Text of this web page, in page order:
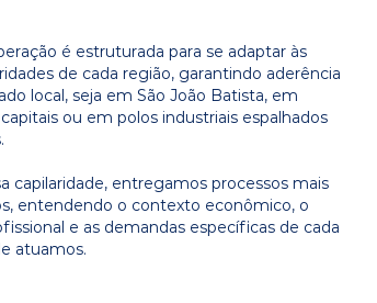
é estruturada para se adaptar às
de cada região, garantindo aderência
local, seja em São João Batista, em
ou em polos industriais espalhados
capilaridade, entregamos processos mais
entendendo o contexto econômico, o
e as demandas específicas de cada
atuamos.